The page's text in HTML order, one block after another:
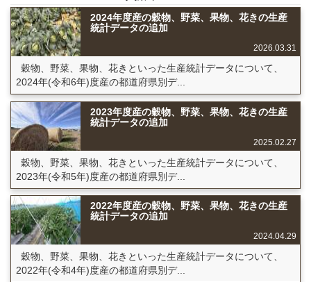
2024年度産の穀物、野菜、果物、花きの生産
統計データの追加
2026.03.31
穀物、野菜、果物、花きといった生産統計データについて、
2024年(令和6年)度産の都道府県別デ...
2023年度産の穀物、野菜、果物、花きの生産
統計データの追加
2025.02.27
穀物、野菜、果物、花きといった生産統計データについて、
2023年(令和5年)度産の都道府県別デ...
2022年度産の穀物、野菜、果物、花きの生産
統計データの追加
2024.04.29
穀物、野菜、果物、花きといった生産統計データについて、
2022年(令和4年)度産の都道府県別デ...